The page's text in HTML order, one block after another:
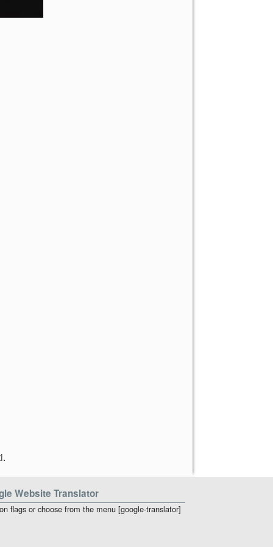
.
Website Translator
flags or choose from the menu [google-translator]